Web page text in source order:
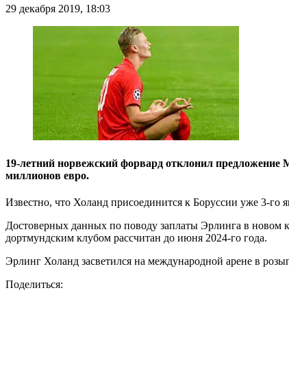
29 декабря 2019, 18:03
19-летний норвежский форвард отклонил предложение
миллионов евро.
Известно, что Холанд присоединится к Боруссии уже 3-го
Достоверных данных по поводу заплаты Эрлинга в новом
дортмундским клубом рассчитан до июня 2024-го года.
Эрлинг Холанд засветился на международной арене в
Поделиться: